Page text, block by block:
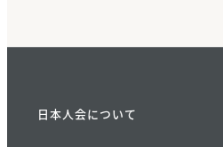
日本人会について